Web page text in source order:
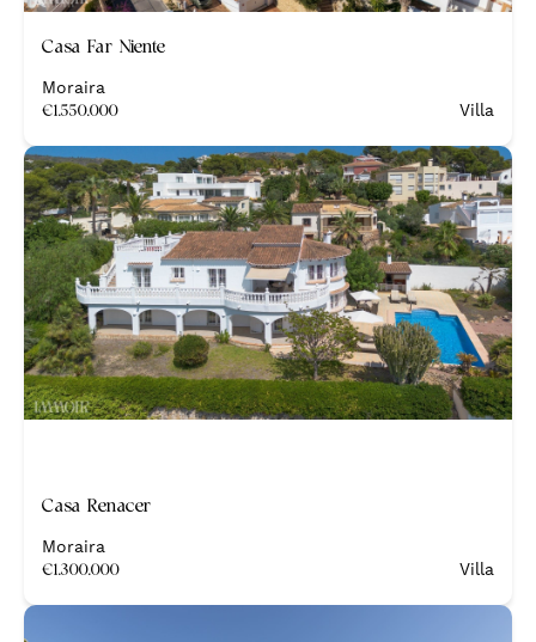
Casa Far Niente
Moraira
€1.550.000 Villa
Casa Renacer
Moraira
€1.300.000 Villa